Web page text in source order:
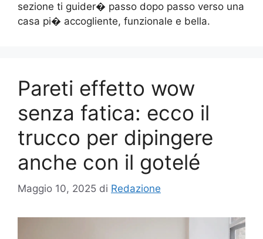
sezione ti guider� passo dopo passo verso una
casa pi� accogliente, funzionale e bella.
Pareti effetto wow
senza fatica: ecco il
trucco per dipingere
anche con il gotelé
Maggio 10, 2025 di Redazione